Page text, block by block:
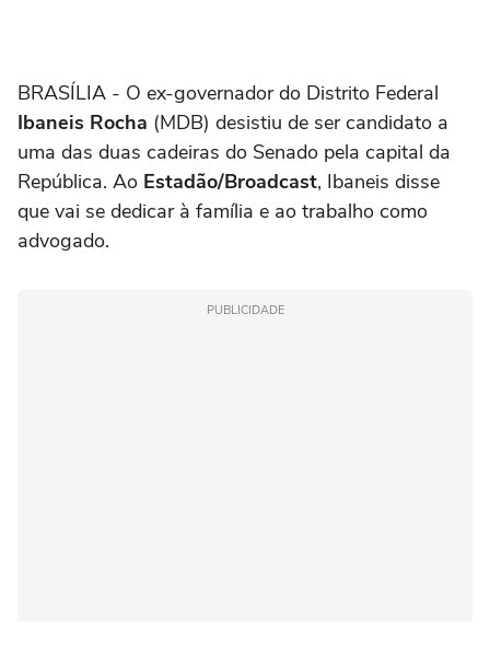
BRASÍLIA - O ex-governador do Distrito Federal
Ibaneis Rocha (MDB) desistiu de ser candidato a
uma das duas cadeiras do Senado pela capital da
República. Ao Estadão/Broadcast, Ibaneis disse
que vai se dedicar à família e ao trabalho como
advogado.
PUBLICIDADE